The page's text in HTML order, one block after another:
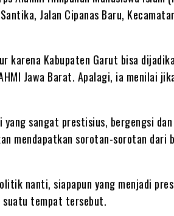
Jalan Cipanas Baru,
karena Kabupaten Garut bisa
Jawa Barat. Apalagi, ia menilai
yang sangat prestisius, bergengsi
mendapatkan sorotan-sorotan dari
nanti, siapapun yang menjadi
tempat tersebut.